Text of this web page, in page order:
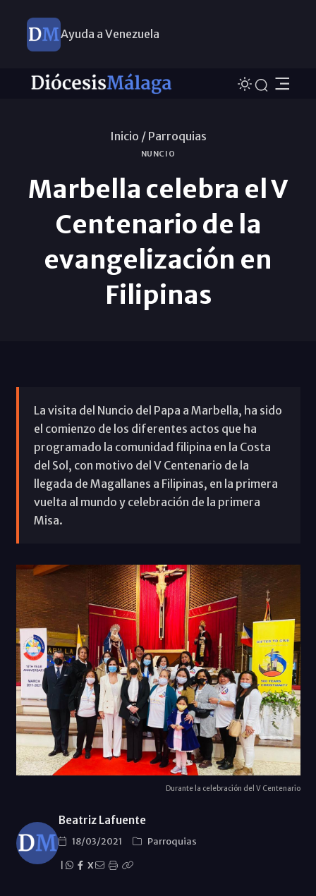
Ayuda a Venezuela
Inicio / Parroquias
NUNCIO
Marbella celebra el V
Centenario de la
evangelización en
Filipinas
La visita del Nuncio del Papa a Marbella, ha sido
el comienzo de los diferentes actos que ha
programado la comunidad filipina en la Costa
del Sol, con motivo del V Centenario de la
llegada de Magallanes a Filipinas, en la primera
vuelta al mundo y celebración de la primera
Misa.
Durante la celebración del V Centenario
Beatriz Lafuente
18/03/2021
Parroquias
X